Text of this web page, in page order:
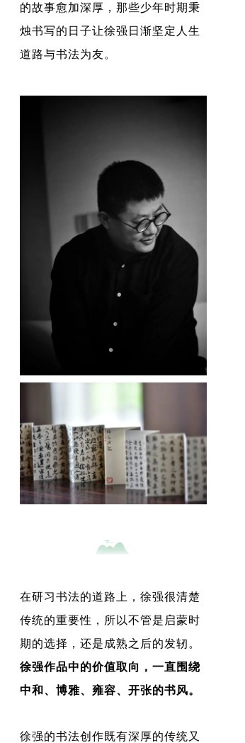
的故事愈加深厚，那些少年时期秉
烛书写的日子让徐强日渐坚定人生
道路与书法为友。
在研习书法的道路上，徐强很清楚
传统的重要性，所以不管是启蒙时
期的选择，还是成熟之后的发轫。
徐强作品中的价值取向， 一直围绕
中和、博雅、雍容、开张的书风。
徐强的书法创作既有深厚的传统又